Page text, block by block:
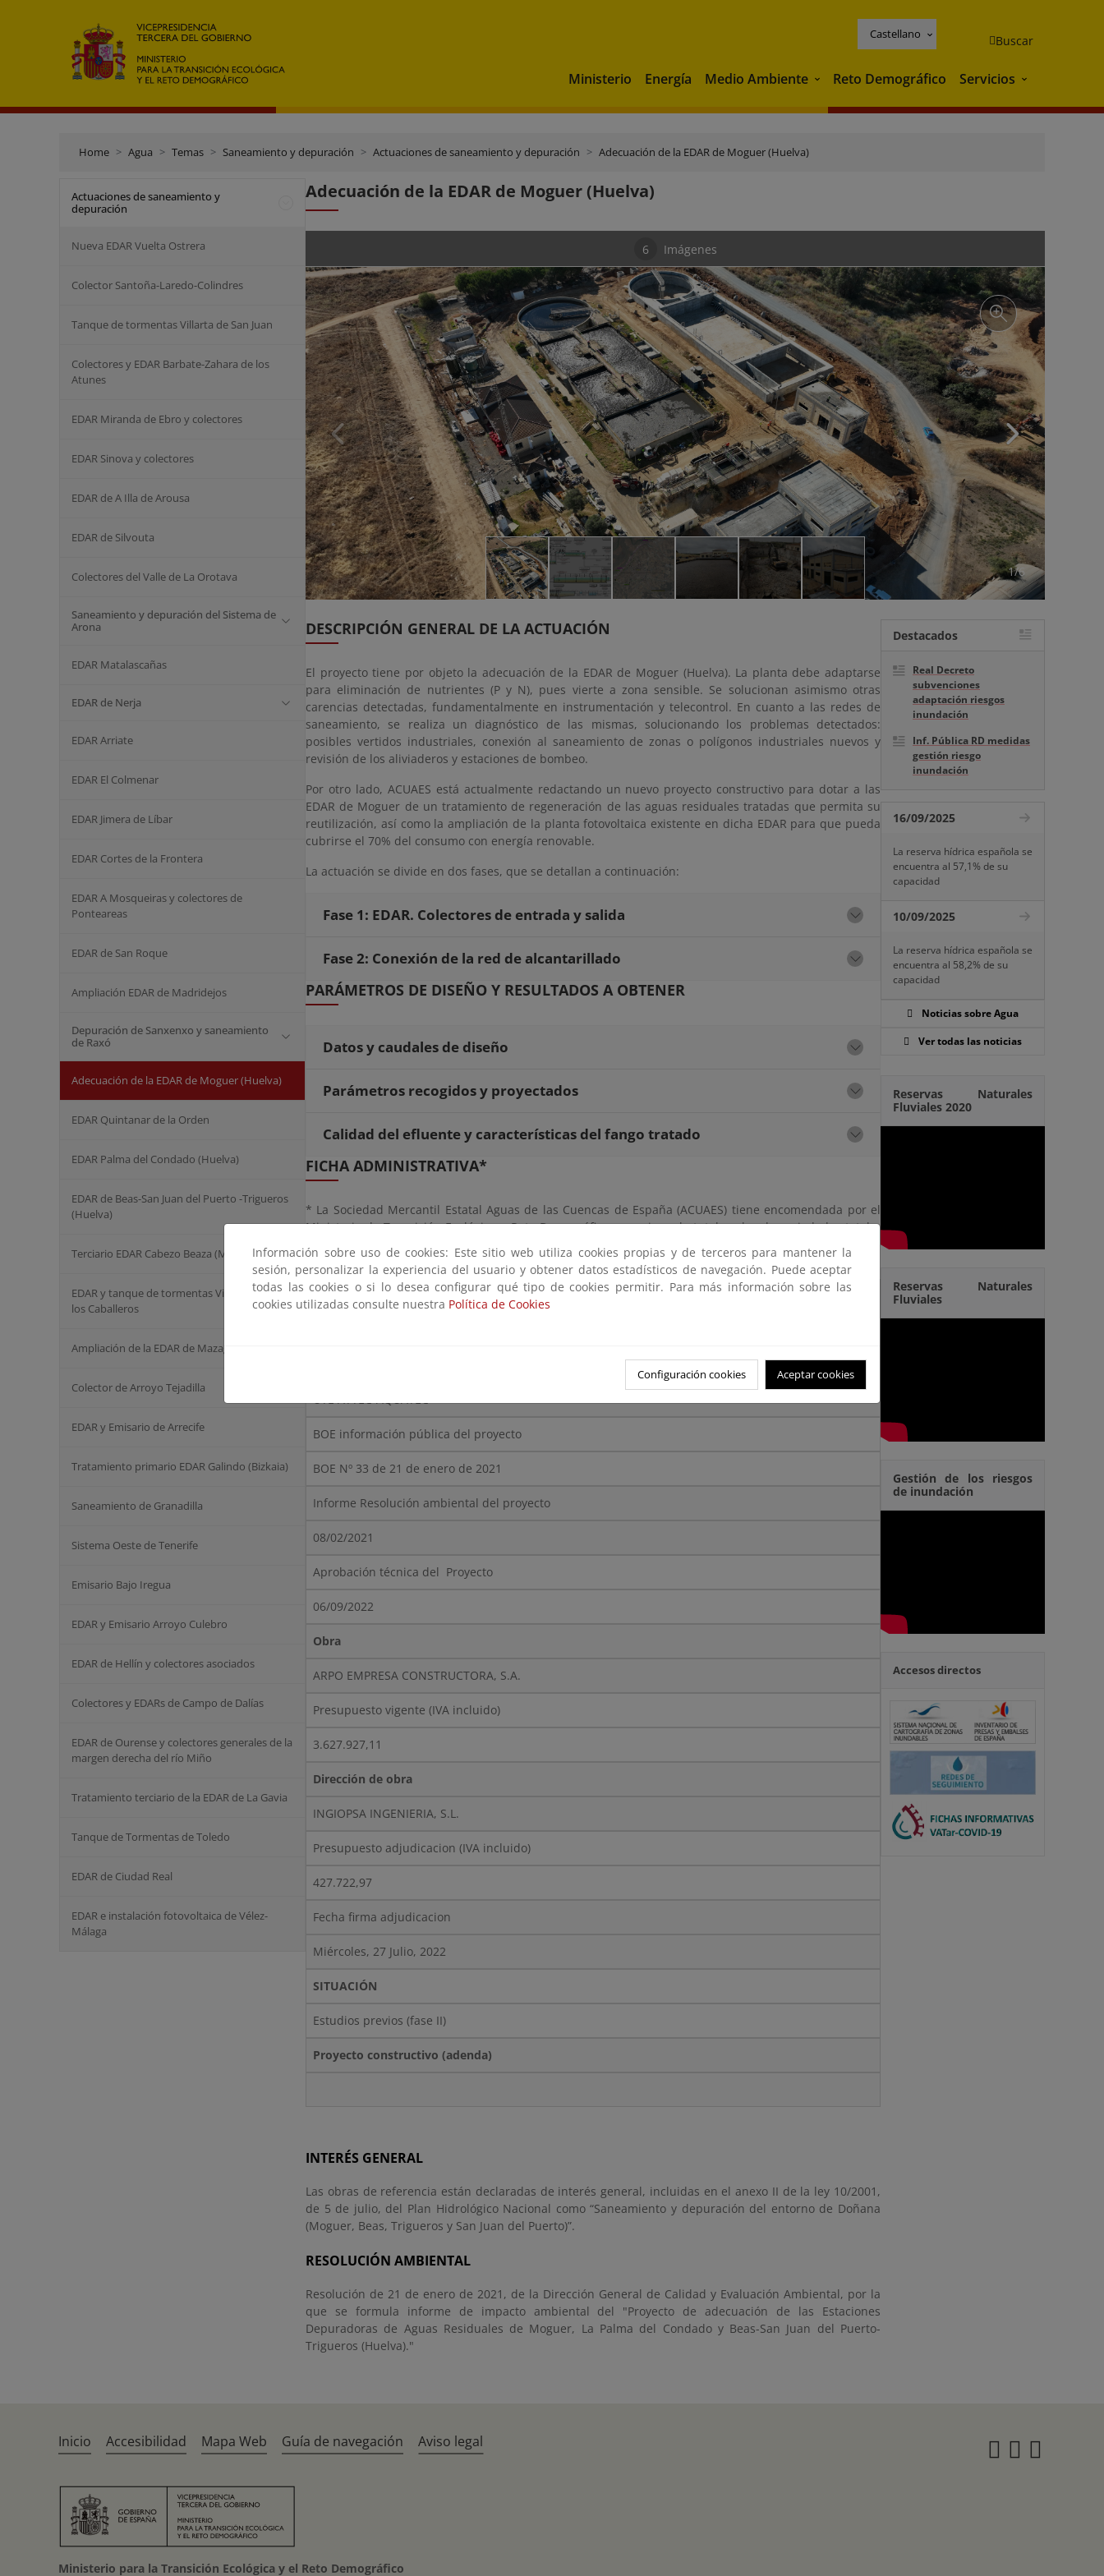
Castellano Buscar
Ministerio Energía Medio Ambiente Medio Ambiente
Reto Demográfico Servicios Servicios
Home Agua Temas Saneamiento y depuración Actuaciones de saneamiento y depuración Adecuación de la EDAR de Moguer (Huelva)
Actuaciones de saneamiento y
depuración
Nueva EDAR Vuelta Ostrera
Colector Santoña-Laredo-Colindres
Tanque de tormentas Villarta de San Juan
Colectores y EDAR Barbate-Zahara de los
Atunes
EDAR Miranda de Ebro y colectores
EDAR Sinova y colectores
EDAR de A Illa de Arousa
EDAR de Silvouta
Colectores del Valle de La Orotava
Saneamiento y depuración del Sistema de
Arona
EDAR Matalascañas
EDAR de Nerja
EDAR Arriate
EDAR El Colmenar
EDAR Jimera de Líbar
EDAR Cortes de la Frontera
EDAR A Mosqueiras y colectores de
Ponteareas
EDAR de San Roque
Ampliación EDAR de Madridejos
Depuración de Sanxenxo y saneamiento
de Raxó
Adecuación de la EDAR de Moguer (Huelva)
EDAR Quintanar de la Orden
EDAR Palma del Condado (Huelva)
EDAR de Beas-San Juan del Puerto -Trigueros
(Huelva)
Terciario EDAR Cabezo Beaza (Murcia)
EDAR y tanque de tormentas Villafranca de
los Caballeros
Ampliación de la EDAR de Mazagón
Colector de Arroyo Tejadilla
EDAR y Emisario de Arrecife
Tratamiento primario EDAR Galindo (Bizkaia)
Saneamiento de Granadilla
Sistema Oeste de Tenerife
Emisario Bajo Iregua
EDAR y Emisario Arroyo Culebro
EDAR de Hellín y colectores asociados
Colectores y EDARs de Campo de Dalías
EDAR de Ourense y colectores generales de la
margen derecha del río Miño
Tratamiento terciario de la EDAR de La Gavia
Tanque de Tormentas de Toledo
EDAR de Ciudad Real
EDAR e instalación fotovoltaica de Vélez-
Málaga
Adecuación de la EDAR de Moguer (Huelva)
6 Imágenes
1/6
DESCRIPCIÓN GENERAL DE LA ACTUACIÓN
El proyecto tiene por objeto la adecuación de la EDAR de Moguer (Huelva). La planta debe adaptarse
para eliminación de nutrientes (P y N), pues vierte a zona sensible. Se solucionan asimismo otras
carencias detectadas, fundamentalmente en instrumentación y telecontrol. En cuanto a las redes de
saneamiento, se realiza un diagnóstico de las mismas, solucionando los problemas detectados:
posibles vertidos industriales, conexión al saneamiento de zonas o polígonos industriales nuevos y
revisión de los aliviaderos y estaciones de bombeo.
Por otro lado, ACUAES está actualmente redactando un nuevo proyecto constructivo para dotar a las
EDAR de Moguer de un tratamiento de regeneración de las aguas residuales tratadas que permita su
reutilización, así como la ampliación de la planta fotovoltaica existente en dicha EDAR para que pueda
cubrirse el 70% del consumo con energía renovable.
La actuación se divide en dos fases, que se detallan a continuación:
Fase 1: EDAR. Colectores de entrada y salida
Fase 2: Conexión de la red de alcantarillado
PARÁMETROS DE DISEÑO Y RESULTADOS A OBTENER
Datos y caudales de diseño
Parámetros recogidos y proyectados
Calidad del efluente y características del fango tratado
FICHA ADMINISTRATIVA*
* La Sociedad Mercantil Estatal Aguas de las Cuencas de España (ACUAES) tiene encomendada por el
Ministerio de Transición Ecológica y Reto Demográfico, que ejerce la tutela sobre la sociedad estatal a
través de la Dirección General del Agua.
SITUACIÓN
UTE ATTEC-AQUATEC
BOE información pública del proyecto
BOE Nº 33 de 21 de enero de 2021
Informe Resolución ambiental del proyecto
08/02/2021
Aprobación técnica del Proyecto
06/09/2022
Obra
ARPO EMPRESA CONSTRUCTORA, S.A.
Presupuesto vigente (IVA incluido)
3.627.927,11
Dirección de obra
INGIOPSA INGENIERIA, S.L.
Presupuesto adjudicacion (IVA incluido)
427.722,97
Fecha firma adjudicacion
Miércoles, 27 Julio, 2022
SITUACIÓN
Estudios previos (fase II)
Proyecto constructivo (adenda)
INTERÉS GENERAL
Las obras de referencia están declaradas de interés general, incluidas en el anexo II de la ley 10/2001,
de 5 de julio, del Plan Hidrológico Nacional como “Saneamiento y depuración del entorno de Doñana
(Moguer, Beas, Trigueros y San Juan del Puerto)”.
RESOLUCIÓN AMBIENTAL
Resolución de 21 de enero de 2021, de la Dirección General de Calidad y Evaluación Ambiental, por la
que se formula informe de impacto ambiental del "Proyecto de adecuación de las Estaciones
Depuradoras de Aguas Residuales de Moguer, La Palma del Condado y Beas-San Juan del Puerto-
Trigueros (Huelva)."
Destacados
Real Decreto
subvenciones
adaptación riesgos
inundación
Inf. Pública RD medidas
gestión riesgo
inundación
16/09/2025
La reserva hídrica española se
encuentra al 57,1% de su
capacidad
10/09/2025
La reserva hídrica española se
encuentra al 58,2% de su
capacidad
Noticias sobre Agua
Ver todas las noticias
Reservas Naturales
Fluviales 2020
Reservas Naturales
Fluviales
Gestión de los riesgos
de inundación
Accesos directos
Información sobre uso de cookies: Este sitio web utiliza cookies propias y de terceros para mantener la
sesión, personalizar la experiencia del usuario y obtener datos estadísticos de navegación. Puede aceptar
todas las cookies o si lo desea configurar qué tipo de cookies permitir. Para más información sobre las
cookies utilizadas consulte nuestra Política de Cookies
Configuración cookies Aceptar cookies
Inicio Accesibilidad Mapa Web Guía de navegación Aviso legal Twitter
Ministerio para la Transición Ecológica y el Reto Demográfico